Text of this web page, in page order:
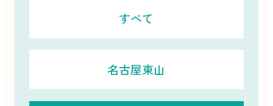
すべて
名古屋東山